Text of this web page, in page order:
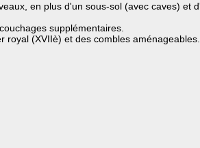
en plus d'un sous-sol (avec caves) et
supplémentaires.
(XVIIè) et des combles aménageables.